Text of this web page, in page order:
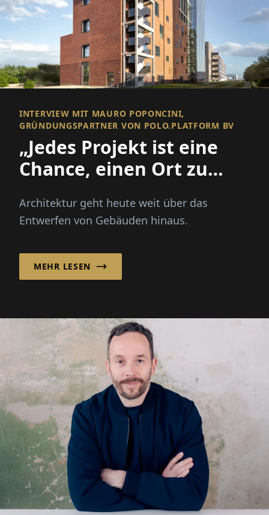
INTERVIEW MIT MAURO POPONCINI,
GRÜNDUNGSPARTNER VON POLO.PLATFORM BV
„Jedes Projekt ist eine
Chance, einen Ort zu
Gemeinschaft zu
Architektur geht heute weit über das
Entwerfen von Gebäuden hinaus.
MEHR LESEN